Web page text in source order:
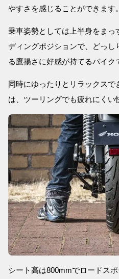
やすさを感じることができます。
乗車姿勢としては上半身をまっ
ディングポジションで、どっ
る鷹揚さに好感が持てるバイク
同時にゆったりとリラックス
は、ツーリングでも疲れにくい
シート高は800mmでロードス